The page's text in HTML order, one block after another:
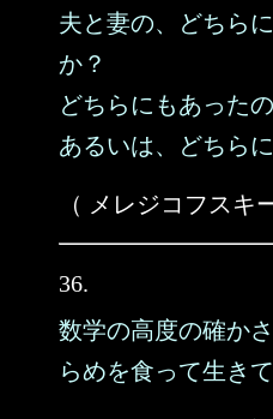
夫と妻の、どちら
か？
どちらにもあったの
あるいは、どちら
（ メレジコフスキ
36.
数学の高度の確か
らめを食って生き